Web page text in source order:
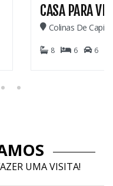
Jordão
UMA VISITA!